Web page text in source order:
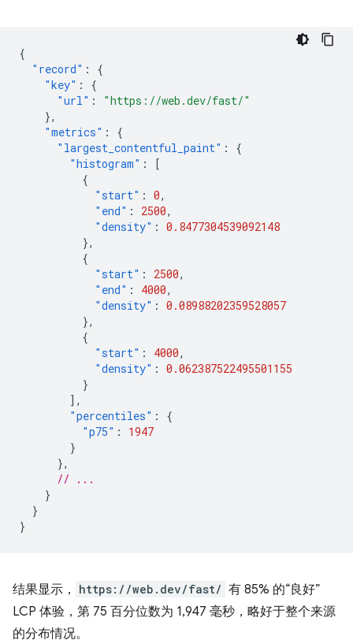
{
"record" :
{
"key" :
{
"url" :
"https://web.dev/fast/"
},
"metrics" :
{
"largest_contentful_paint" :
{
"histogram" :
[
{
"start" : 0,
"end" : 2500,
"density" : 0.8477304539092148
},
{
"start" : 2500,
"end" : 4000,
"density" : 0.08988202359528057
},
{
"start" : 4000,
"density" : 0.062387522495501155
}
],
"percentiles" :
{
"p75" :
1947
}
},
// ...
}
}
}
结果显示， https://web.dev/fast/ 有 85% 的“良好”
LCP 体验，第 75 百分位数为 1,947 毫秒，略好于整个来源
的分布情况。